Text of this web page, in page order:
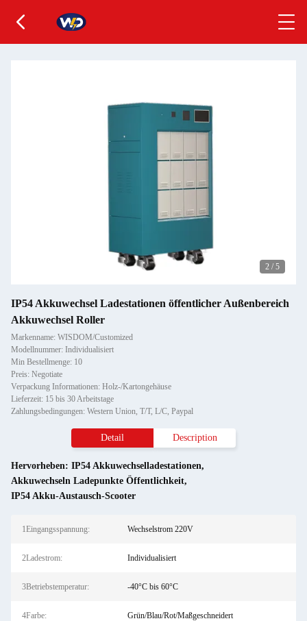
2 / 5
IP54 Akkuwechsel Ladestationen öffentlicher Außenbereich
Akkuwechsel Roller
Markenname: WISDOM/Customized
Modellnummer: Individualisiert
Min Bestellmenge: 10
Preis: Negotiate
Verpackung Informationen: Holz-/Kartongehäuse
Lieferzeit: 15 bis 30 Arbeitstage
Zahlungsbedingungen: Western Union, T/T, L/C, Paypal
Detail Description
Hervorheben: IP54 Akkuwechselladestationen,
Akkuwechseln Ladepunkte Öffentlichkeit,
IP54 Akku-Austausch-Scooter
1Eingangsspannung: Wechselstrom 220V
2Ladestrom: Individualisiert
3Betriebstemperatur: -40°C bis 60°C
4Farbe: Grün/Blau/Rot/Maßgeschneidert